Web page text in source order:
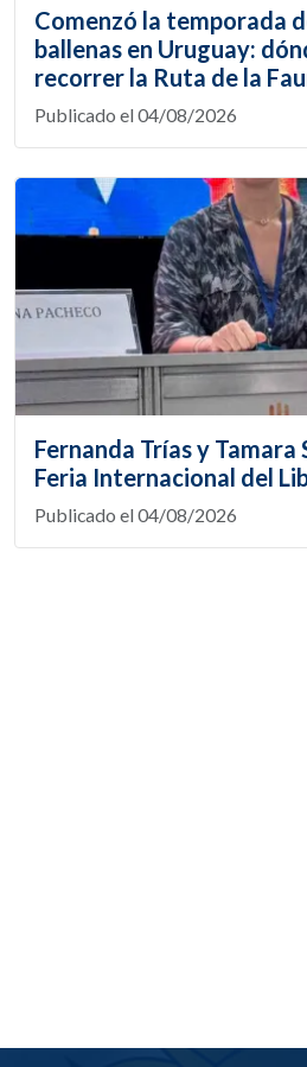
Comenzó la temporada
ballenas en Uruguay:
recorrer la Ruta de la
Publicado el 04/08/2026
Fernanda Trías y
Feria Internacional del
Publicado el 04/08/2026